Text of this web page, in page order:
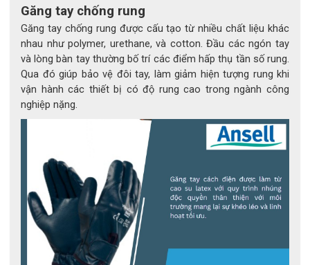
Găng tay chống rung
Găng tay chống rung được cấu tạo từ nhiều chất liệu khác
nhau như polymer, urethane, và cotton. Đầu các ngón tay
và lòng bàn tay thường bố trí các điểm hấp thụ tần số rung.
Qua đó giúp bảo vệ đôi tay, làm giảm hiện tượng rung khi
vận hành các thiết bị có độ rung cao trong ngành công
nghiệp nặng.